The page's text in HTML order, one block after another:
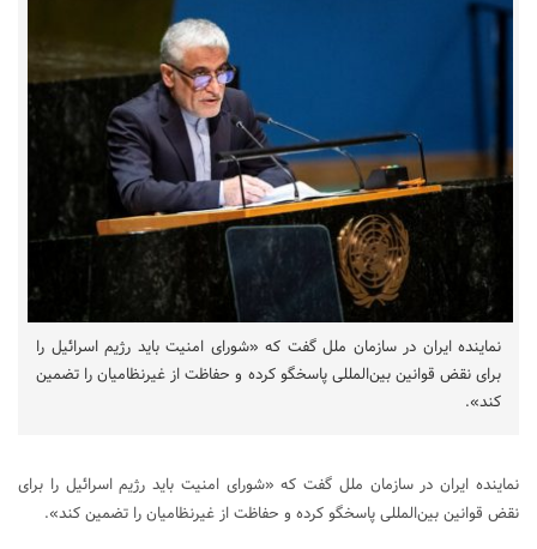
نماینده ایران در سازمان ملل گفت که «شورای امنیت باید رژیم اسرائیل را
برای نقض قوانین بین‌المللی پاسخگو کرده و حفاظت از غیرنظامیان را تضمین
کند».
نماینده ایران در سازمان ملل گفت که «شورای امنیت باید رژیم اسرائیل را برای
نقض قوانین بین‌المللی پاسخگو کرده و حفاظت از غیرنظامیان را تضمین کند».